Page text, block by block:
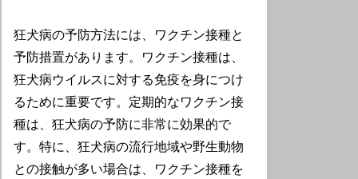
狂犬病の予防方法には、ワクチン接種と
予防措置があります。ワクチン接種は、
狂犬病ウイルスに対する免疫を身につけ
るために重要です。定期的なワクチン接
種は、狂犬病の予防に非常に効果的で
す。特に、狂犬病の流行地域や野生動物
との接触が多い場合は、ワクチン接種を